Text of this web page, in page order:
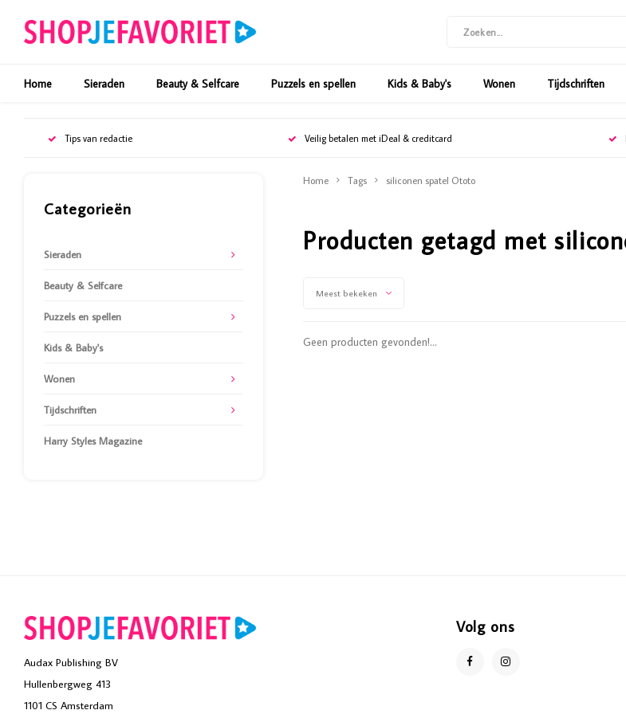
Home Sieraden Beauty & Selfcare Puzzels en spellen Kids & Baby's Wonen Tijdschriften
Tips van redactie Veilig betalen met iDeal & creditcard
Categorieën
Sieraden
Beauty & Selfcare
Puzzels en spellen
Kids & Baby's
Wonen
Tijdschriften
Harry Styles Magazine
Home Tags siliconen spatel Ototo
Producten getagd met
Meest bekeken
Geen producten gevonden!...
Audax Publishing BV
Hullenbergweg 413
1101 CS Amsterdam
Volg ons